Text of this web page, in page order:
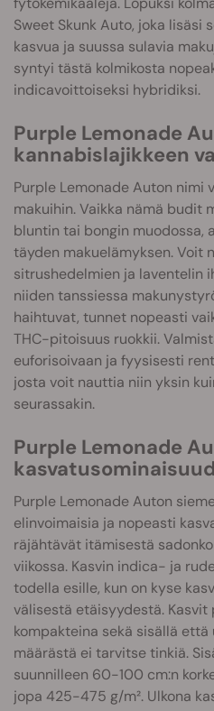
Sweet Skunk Auto, joka lisäsi
kasvua ja suussa sulavia
syntyi tästä kolmikosta
indicavoittoiseksi hybridiksi.
Purple Lemonade
kannabislajikkeen
Purple Lemonade Auton nimi
makuihin. Vaikka nämä budit
bluntin tai bongin muodossa,
täyden makuelämyksen. Voit
sitrushedelmien ja laventelin
niiden tanssiessa
haihtuvat, tunnet nopeasti
THC-pitoisuus ruokkii.
euforisoivaan ja fyysisesti
josta voit nauttia niin yksin
seurassakin.
Purple Lemonade
Purple Lemonade Auton
elinvoimaisia ja nopeasti
räjähtävät itämisestä
viikossa. Kasvin indica- ja
todella esille, kun on kyse
välisestä etäisyydestä. Kasvit
kompakteina sekä sisällä että
määrästä ei tarvitse tinkiä.
suunnilleen 60-100 cm:n
jopa 425-475 g/m². Ulkona